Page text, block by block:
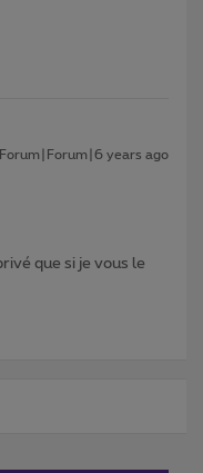
Forum|Forum|6 years ago
que si je vous le